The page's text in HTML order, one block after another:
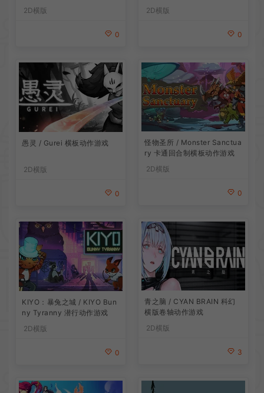
2D横版
0
2D横版
0
愚灵 / Gurei 横板动作游戏
2D横版
0
怪物圣所 / Monster Sanctua
ry 卡通回合制横板动作游戏
2D横版
0
KIYO：暴兔之城 / KIYO Bun
ny Tyranny 潜行动作游戏
2D横版
0
青之脑 / CYAN BRAIN 科幻
横版卷轴动作游戏
2D横版
3